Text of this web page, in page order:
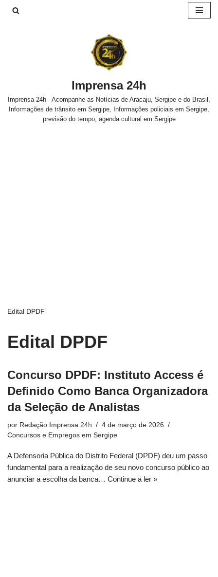
Imprensa 24h
Imprensa 24h - Acompanhe as Notícias de Aracaju, Sergipe e do Brasil,
Informações de trânsito em Sergipe, Informações policiais em Sergipe,
previsão do tempo, agenda cultural em Sergipe
Edital DPDF
Edital DPDF
Concurso DPDF: Instituto Access é
Definido Como Banca Organizadora
da Seleção de Analistas
por Redação Imprensa 24h
4 de março de 2026
Concursos e Empregos em Sergipe
A Defensoria Pública do Distrito Federal (DPDF) deu um passo
fundamental para a realização de seu novo concurso público ao
anunciar a escolha da banca… Continue a ler »